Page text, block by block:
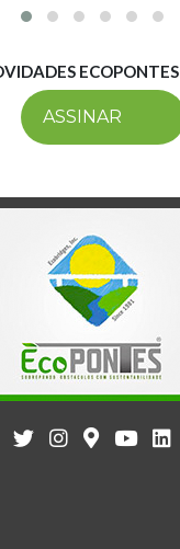
ECOPONTES
ASSINAR